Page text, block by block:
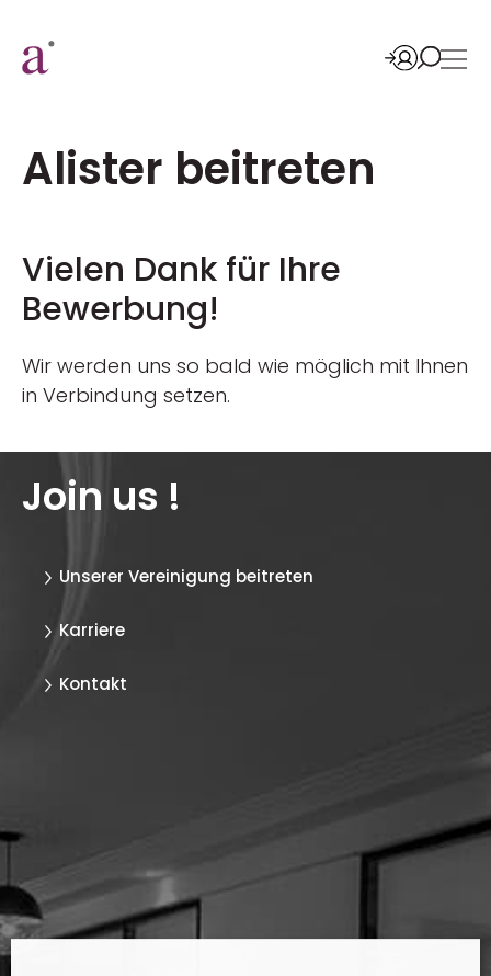
Alister beitreten
Vielen Dank für Ihre
Bewerbung!
Wir werden uns so bald wie möglich mit Ihnen
in Verbindung setzen.
Join us !
Unserer Vereinigung beitreten
Karriere
Kontakt